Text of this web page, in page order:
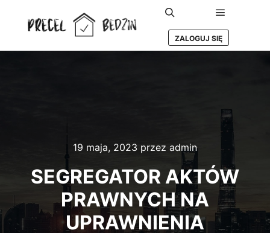
Szukaj Główne
ZALOGUJ SIĘ
19 maja, 2023 przez admin
SEGREGATOR AKTÓW
PRAWNYCH NA
UPRAWNIENIA